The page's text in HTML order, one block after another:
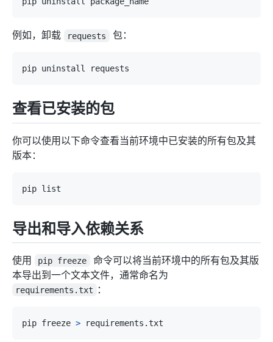
例如，卸载 requests 包：
查看已安装的包
你可以使用以下命令查看当前环境中已安装的所有包及其
版本：
导出和导入依赖关系
使用 pip freeze
命令可以将当前环境中的所有包及其版
本导出到一个文本文件，通常命名为
requirements.txt ：
pip freeze >